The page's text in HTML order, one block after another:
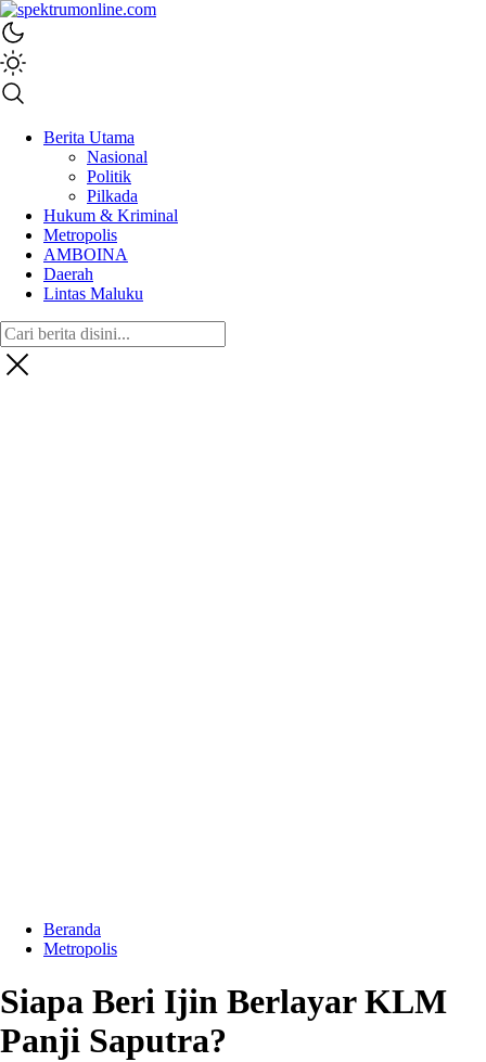
spektrumonline.com
Berita Utama
Nasional
Politik
Pilkada
Hukum & Kriminal
Metropolis
AMBOINA
Daerah
Lintas Maluku
Beranda
Metropolis
Siapa Beri Ijin Berlayar KLM
Panji Saputra?